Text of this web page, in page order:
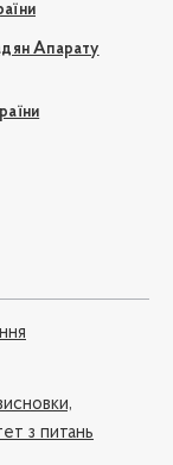
Апарату
з питань